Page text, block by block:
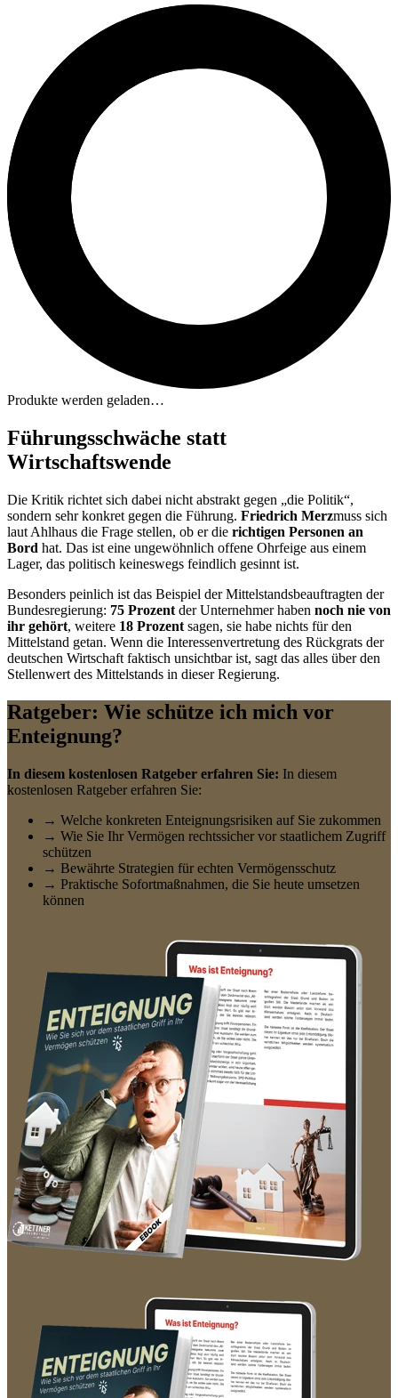
Produkte werden geladen…
Führungsschwäche statt
Wirtschaftswende
Die Kritik richtet sich dabei nicht abstrakt gegen „die Politik“,
sondern sehr konkret gegen die Führung. Friedrich Merzmuss sich
laut Ahlhaus die Frage stellen, ob er die richtigen Personen an
Bord hat. Das ist eine ungewöhnlich offene Ohrfeige aus einem
Lager, das politisch keineswegs feindlich gesinnt ist.
Besonders peinlich ist das Beispiel der Mittelstandsbeauftragten der
Bundesregierung: 75 Prozent der Unternehmer haben noch nie von
ihr gehört, weitere 18 Prozent sagen, sie habe nichts für den
Mittelstand getan. Wenn die Interessenvertretung des Rückgrats der
deutschen Wirtschaft faktisch unsichtbar ist, sagt das alles über den
Stellenwert des Mittelstands in dieser Regierung.
Ratgeber: Wie schütze ich mich vor
Enteignung?
In diesem kostenlosen Ratgeber erfahren Sie: In diesem
kostenlosen Ratgeber erfahren Sie:
→ Welche konkreten Enteignungsrisiken auf Sie zukommen
→ Wie Sie Ihr Vermögen rechtssicher vor staatlichem Zugriff
schützen
→ Bewährte Strategien für echten Vermögensschutz
→ Praktische Sofortmaßnahmen, die Sie heute umsetzen
können